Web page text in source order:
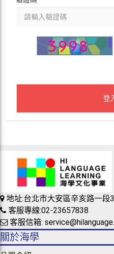
登
地址:台北市大安區辛亥路一段
客服專線:02-23657838
客服信箱:
關於海學